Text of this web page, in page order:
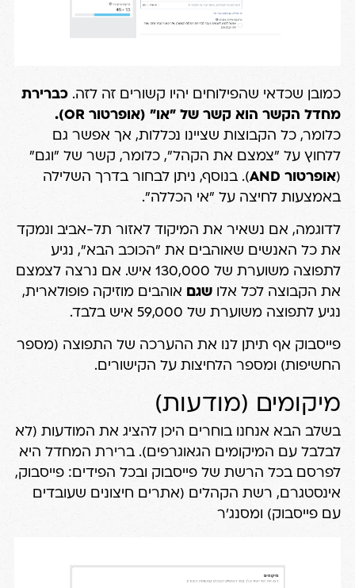
כמובן שכדאי שהפילוחים יהיו קשורים זה לזה. כברירת
מחדל הקשר הוא קשר של "או" (אופרטור OR).
כלומר, כל הקבוצות שציינו נכללות, אך אפשר גם
ללחוץ על "צמצם את הקהל", כלומר, קשר של "וגם"
(אופרטור AND
). בנוסף, ניתן לבחור בדרך השלילה
באמצעות לחיצה על "אי הכללה".
לדוגמה, אם נשאיר את המיקוד לאזור תל-אביב ונמקד
את כל האנשים שאוהבים את "הכוכב הבא", נגיע
לתפוצה משוערת של 130,000 איש. אם נרצה לצמצם
את הקבוצה לכל אלו שגם אוהבים מוזיקה פופולארית,
נגיע לתפוצה משוערת של 59,000 איש בלבד.
פייסבוק אף תיתן לנו את ההערכה של התפוצה (מספר
החשיפות) ומספר הלחיצות על הקישורים.
מיקומים (מודעות)
בשלב הבא אנחנו בוחרים היכן להציג את המודעות (לא
לבלבל עם המיקומים הגאוגרפים). ברירת המחדל היא
לפרסם בכל הרשת של פייסבוק ובכל הפידים: פייסבוק,
אינסטגרם, רשת הקהלים (אתרים חיצונים שעובדים
עם פייסבוק) ומסנג'ר